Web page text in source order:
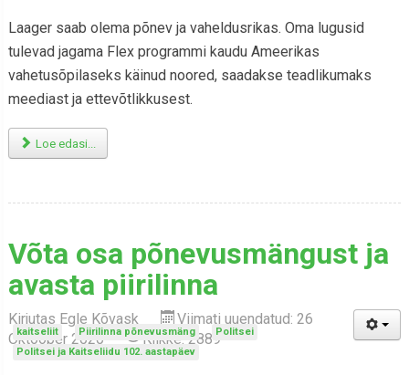
Laager saab olema põnev ja vaheldusrikas. Oma lugusid
tulevad jagama Flex programmi kaudu Ameerikas
vahetusõpilaseks käinud noored, saadakse teadlikumaks
meediast ja ettevõtlikkusest.
Loe edasi...
Võta osa põnevusmängust ja
avasta piirilinna
Kirjutas Egle Kõvask
Viimati uuendatud: 26
Oktoober 2020
Klikke: 2889
kaitseliit Piirilinna põnevusmäng
Politsei
Politsei ja Kaitseliidu 102. aastapäev